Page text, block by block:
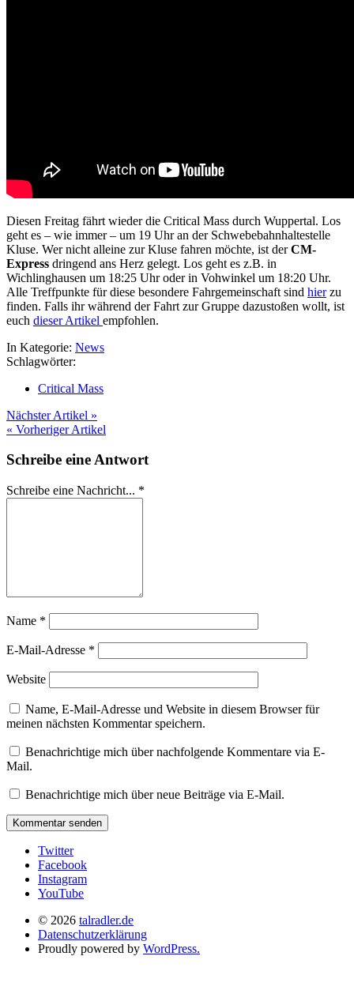
Diesen Freitag fährt wieder die Critical Mass durch Wuppertal. Los
geht es – wie immer – um 19 Uhr an der Schwebebahnhaltestelle
Kluse. Wer nicht alleine zur Kluse fahren möchte, ist derCM-
Express dringend ans Herz gelegt. Los geht es z.B. in
Wichlinghausen um 18:25 Uhr oder in Vohwinkel um 18:20 Uhr.
Alle Treffpunkte für diese besondere Fahrgemeinschaft sind hierzu
finden. Falls ihr während der Fahrt zur Gruppe dazustoßen wollt, ist
euch dieser Artikel empfohlen.
In Kategorie: News
Schlagwörter:
Critical Mass
Nächster Artikel »
« Vorheriger Artikel
Schreibe eine Antwort
Schreibe eine Nachricht... *
Name *
E-Mail-Adresse *
Website
Name, E-Mail-Adresse und Website in diesem Browser für
meinen nächsten Kommentar speichern.
Benachrichtige mich über nachfolgende Kommentare via E-
Mail.
Benachrichtige mich über neue Beiträge via E-Mail.
Twitter
Facebook
Instagram
YouTube
© 2026 talradler.de
Datenschutzerklärung
Proudly powered by WordPress.